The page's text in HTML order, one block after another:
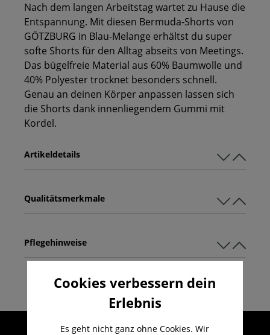
Nach dem langen Arbeitstag wartet zu Hause die
Entspannung. Mit diesen Bermuda-Shorts von
GÖTZBURG in Blau-Melange erhältst du super
softe Shorts für den Alltag abseits von Meetings.
Das bügelfreie Material aus 60% Baumwolle und
40% Polyester trocknet besonders schnell.
Genau an deinen Körper anpassen lassen sich
die Shorts dank innenliegendem Gummi mit
Kordel.
Qualitätsmerkmale
Artikeldetails
Pflegehinweise
Umfangreicher Kundenservice
Cookies verbessern dein
Erlebnis
Es geht nicht ganz ohne Cookies. Wir